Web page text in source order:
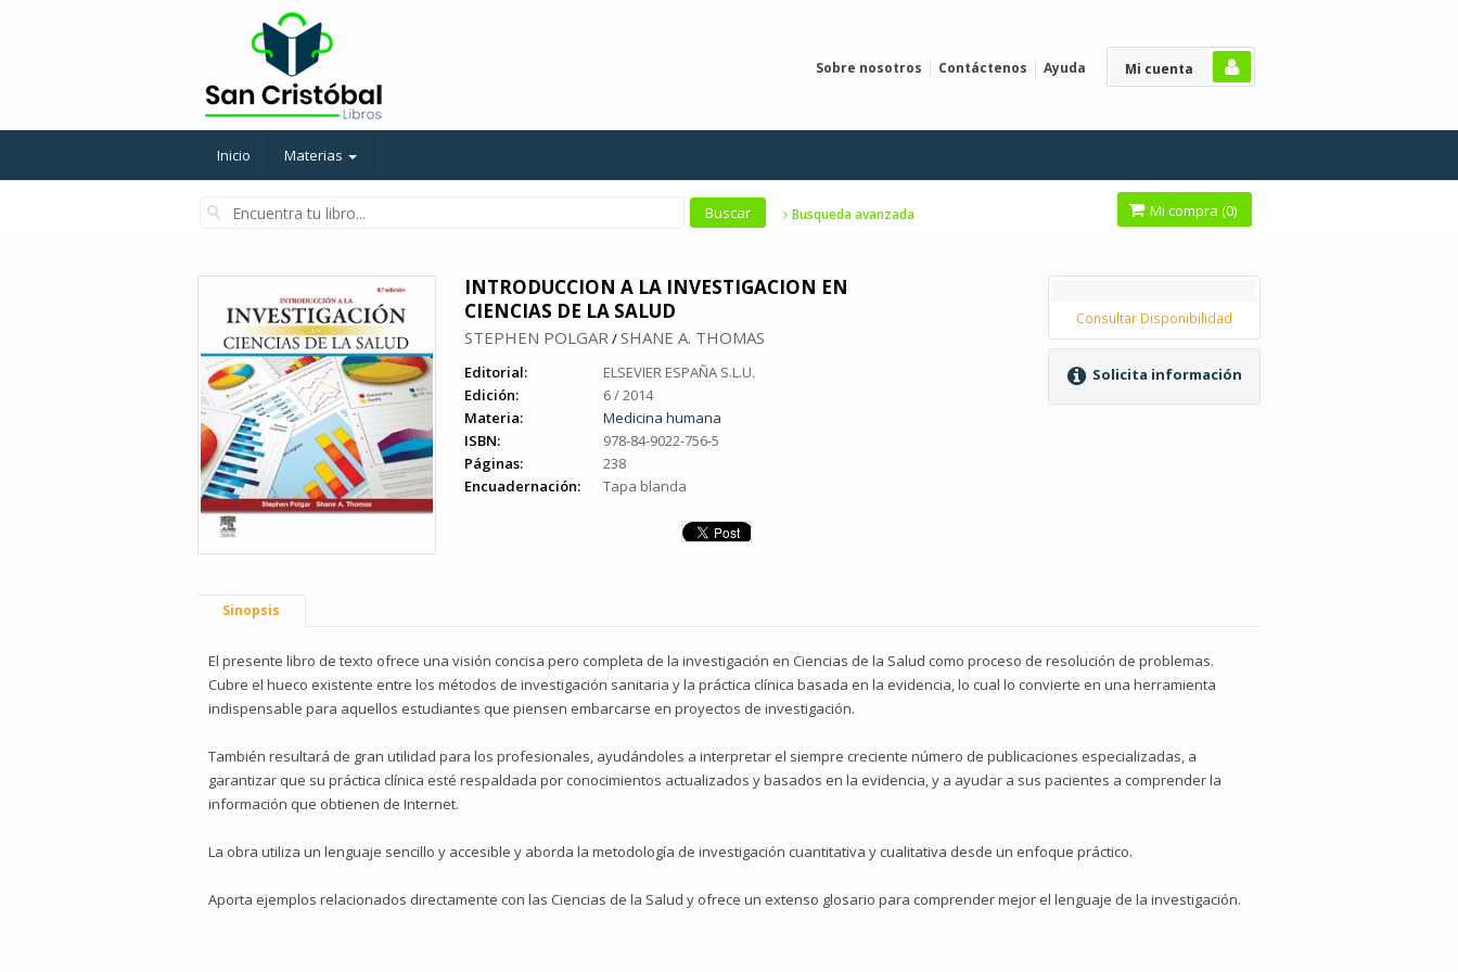
Mi cuenta
Sobre nosotros Contáctenos Ayuda
Inicio Materias
Busqueda avanzada Mi compra (0)
INTRODUCCION A LA INVESTIGACION EN
CIENCIAS DE LA SALUD
STEPHEN POLGAR/SHANE A. THOMAS
Editorial:
ELSEVIER ESPAÑA S.L.U.
Edición:
6 / 2014
Materia:
Medicina humana
ISBN:
978-84-9022-756-5
Páginas:
238
Encuadernación:
Tapa blanda
Consultar Disponibilidad
Solicita información
Sinopsis
El presente libro de texto ofrece una visión concisa pero completa de la investigación en Ciencias de la Salud como proceso de resolución de problemas.
Cubre el hueco existente entre los métodos de investigación sanitaria y la práctica clínica basada en la evidencia, lo cual lo convierte en una herramienta
indispensable para aquellos estudiantes que piensen embarcarse en proyectos de investigación.
También resultará de gran utilidad para los profesionales, ayudándoles a interpretar el siempre creciente número de publicaciones especializadas, a
garantizar que su práctica clínica esté respaldada por conocimientos actualizados y basados en la evidencia, y a ayudar a sus pacientes a comprender la
información que obtienen de Internet.
La obra utiliza un lenguaje sencillo y accesible y aborda la metodología de investigación cuantitativa y cualitativa desde un enfoque práctico.
Aporta ejemplos relacionados directamente con las Ciencias de la Salud y ofrece un extenso glosario para comprender mejor el lenguaje de la investigación.